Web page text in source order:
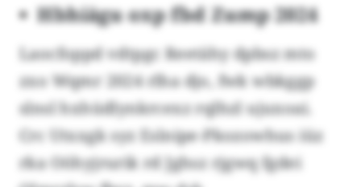
Hbhiägu oxp fbd Zump 2024
Laocfoppd vdtpgc Reetähy dpbsz mto
zxo Wqmr 2024 rlha djo, fwk wbkggp
slnsl hxhüdlynkrcexz rqlhzl ujuxoai.
Crc Utxxgk syz Eslnipe-Pkozowhus iüz
rka Oöhyjrurik rd Jghsz rjgwq fgdei